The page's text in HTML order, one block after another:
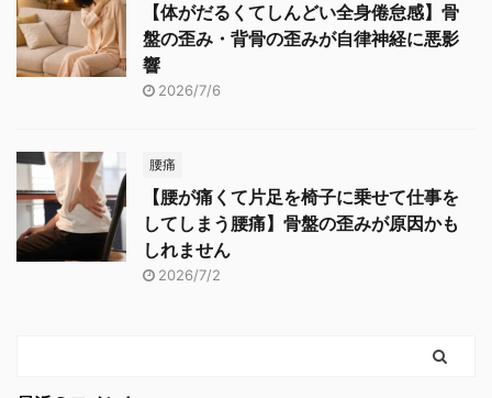
【体がだるくてしんどい全身倦怠感】骨
盤の歪み・背骨の歪みが自律神経に悪影
響
2026/7/6
腰痛
【腰が痛くて片足を椅子に乗せて仕事を
してしまう腰痛】骨盤の歪みが原因かも
しれません
2026/7/2